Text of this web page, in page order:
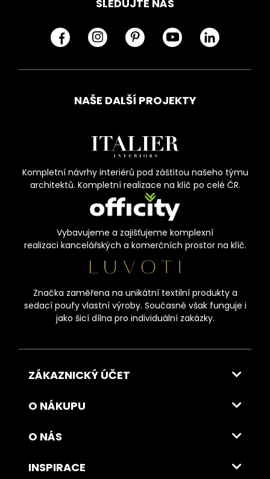
SLEDUJTE NÁS
NAŠE DALŠÍ PROJEKTY
Kompletní návrhy interiérů pod záštitou našeho týmu
architektů. Kompletní realizace na klíč po celé ČR.
Vybavujeme a zajišťujeme komplexní
realizaci kancelářských a komerčních prostor na klíč.
Značka zaměřena na unikátní textilní produkty a
sedací poufy vlastní výroby. Současně však funguje i
jako šicí dílna pro individuální zakázky.
ZÁKAZNICKÝ ÚČET
O NÁKUPU
O NÁS
INSPIRACE